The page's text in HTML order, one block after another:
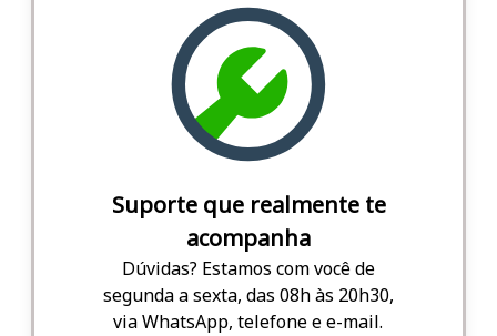
Suporte que realmente te
acompanha
Dúvidas? Estamos com você de
segunda a sexta, das 08h às 20h30,
via WhatsApp, telefone e e-mail.